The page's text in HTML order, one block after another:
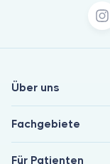
Über uns
Fachgebiete
Für Patienten